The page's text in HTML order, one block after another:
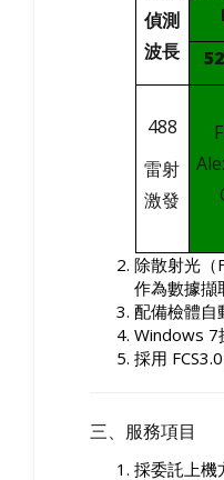
偵測
波長
488
雷射
激發
除散射光（
作為數據擷
配備檢體自
Windows 7
採用 FCS3.0
三、服務項目
採委託上機